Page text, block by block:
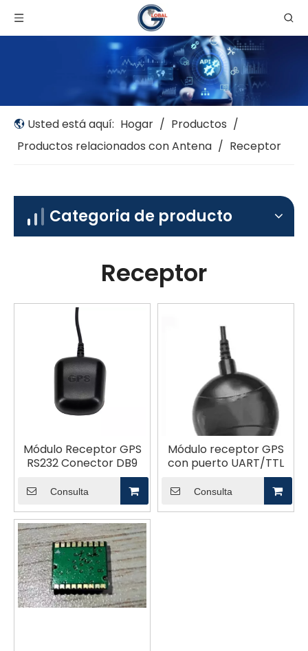
Usted está aquí: Hogar / Productos /
Productos relacionados con Antena / Receptor
Categoria de producto
Receptor
Módulo Receptor GPS
RS232 Conector DB9
Consulta
Módulo receptor GPS
con puerto UART/TTL
Consulta